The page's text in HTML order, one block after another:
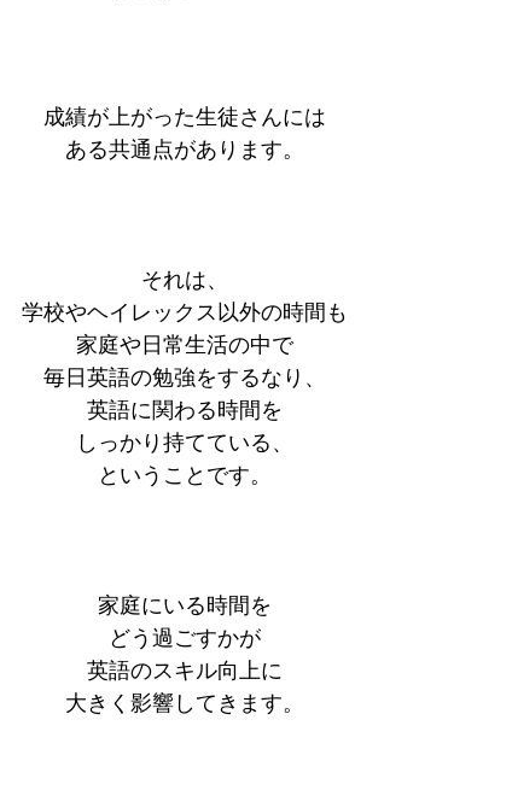
成績が上がった生徒さんには
ある共通点があります。
それは、
学校やヘイレックス以外の時間も
家庭や日常生活の中で
毎日英語の勉強をするなり、
英語に関わる時間を
しっかり持てている、
ということです。
家庭にいる時間を
どう過ごすかが
英語のスキル向上に
大きく影響してきます。